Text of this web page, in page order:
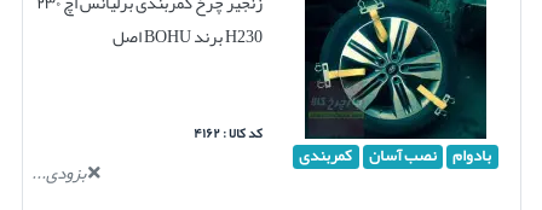
بادوام نصب آسان کمربندی
H230 برند BOHU اصل
کد کالا : ۴۱۶۲
بزودی...